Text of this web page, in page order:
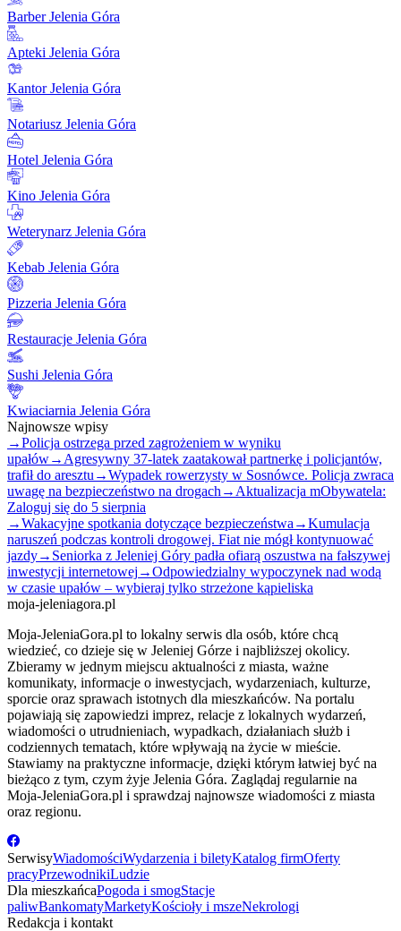
Barber Jelenia Góra
Apteki Jelenia Góra
Kantor Jelenia Góra
Notariusz Jelenia Góra
Hotel Jelenia Góra
Kino Jelenia Góra
Weterynarz Jelenia Góra
Kebab Jelenia Góra
Pizzeria Jelenia Góra
Restauracje Jelenia Góra
Sushi Jelenia Góra
Kwiaciarnia Jelenia Góra
Najnowsze wpisy
→Policja ostrzega przed zagrożeniem w wyniku
upałów→ Agresywny 37-latek zaatakował partnerkę i policjantów,
trafił do aresztu →Wypadek rowerzysty w Sosnówce. Policja zwraca
uwagę na bezpieczeństwo na drogach → Aktualizacja mObywatela:
Zaloguj się do 5 sierpnia
→Wakacyjne spotkania dotyczące bezpieczeństwa →Kumulacja
naruszeń podczas kontroli drogowej. Fiat nie mógł kontynuować
jazdy→ Seniorka z Jeleniej Góry padła ofiarą oszustwa na fałszywej
inwestycji internetowej →Odpowiedzialny wypoczynek nad wodą
w czasie upałów – wybieraj tylko strzeżone kąpieliska
moja-jeleniagora.pl
Moja-JeleniaGora.pl to lokalny serwis dla osób, które chcą
wiedzieć, co dzieje się w Jeleniej Górze i najbliższej okolicy.
Zbieramy w jednym miejscu aktualności z miasta, ważne
komunikaty, informacje o inwestycjach, wydarzeniach, kulturze,
sporcie oraz sprawach istotnych dla mieszkańców. Na portalu
pojawiają się zapowiedzi imprez, relacje z lokalnych wydarzeń,
wiadomości o utrudnieniach, wypadkach, działaniach służb i
codziennych tematach, które wpływają na życie w mieście.
Stawiamy na praktyczne informacje, dzięki którym łatwiej być na
bieżąco z tym, czym żyje Jelenia Góra. Zaglądaj regularnie na
Moja-JeleniaGora.pl i sprawdzaj najnowsze wiadomości z miasta
oraz regionu.
SerwisyWiadomościWydarzenia i biletyKatalog firmOferty
pracyPrzewodnikiLudzie
Dla mieszkańcaPogoda i smogStacje
paliwBankomatyMarketyKościoły i mszeNekrologi
Redakcja i kontakt